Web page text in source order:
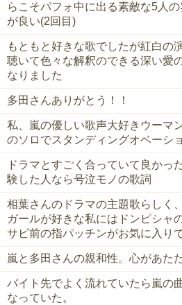
らこそパフォ中に出る素敵な5人
が良い(2回目)
もともと好きな歌でしたが紅白の
聴いて色々な解釈のできる深い愛
なりました
多田さんありがとう！！
私、嵐の優しい歌声大好きウーマ
のソロでスタンディングオベーシ
ドラマとすごく合っていて良かっ
験した人なら号泣モノの歌詞
相葉さんのドラマの主題歌らしく
ガールが好きな私にはドンピシャ
サビ前の指パッチンがお気に入りで
嵐と多田さんの親和性。心があた
バイト先でよく流れていたら嵐の
なっていた。